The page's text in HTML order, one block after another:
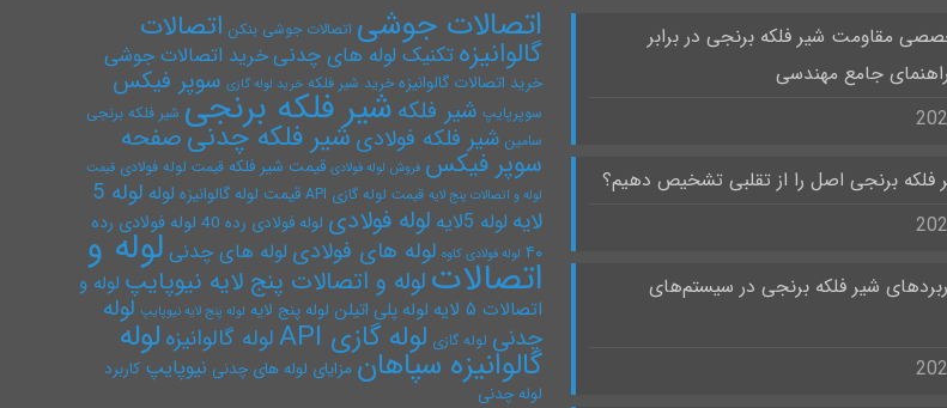
مقاومت شیر فلکه برنجی در برابر
جامع مهندسی
فلکه برنجی اصل را از تقلبی تشخیص دهیم؟
شیر فلکه برنجی در سیستم‌های
اتصالات جوشی اتصالات جوشی بنکن اتصالات
گالوانیزهتکنیک لوله های چدنیخرید اتصالات جوشی
خرید اتصالات گالوانیزه خرید شیر فلکه خرید لوله گازی سوپر فیکس
سوپرپایپ شیر فلکه شیر فلکه برنجی شیر فلکه برنجی
سامین شیر فلکه فولادیشیر فلکه چدنیصفحه
سوپر فیکس فروش لوله فولادی قیمت شیر فلکه قیمت لوله فولادی قیمت
لوله و اتصالات پنج لایه قیمت لوله گازی API قیمت لوله گالوانیزه لوله
لوله 5
لایه لوله 5لایه لوله فولادی لوله فولادی رده 40
لوله فولادی رده
۴۰ لوله فولادی کاوه لوله های فولادی لوله های چدنی لوله و
اتصالاتلوله و اتصالات پنج لایه نیوپایپ لوله و
اتصالات ۵ لایه
لوله پلی اتیلن لوله پنج لایه لوله پنج لایه نیوپایپ لوله
چدنی لوله گازی لوله گازی API لوله گالوانیزه لوله
گالوانیزه سپاهان مزایای لوله های چدنی نیوپایپ کاربرد
لوله چدنی